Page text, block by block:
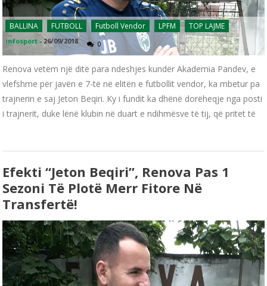
BALLINA FUTBOLL Futboll Vendor LPFM TOP LAJME
infosport - 26/09/2018 0
Renova vetëm një ditë para ndeshjes kundër Akademia Pandev, e
vlefshme për javën e 7-të në elitën e futbollit vendor, ka mbetur pa
trajnerin e saj Jeton Beqiri. Ky i fundit ka dhënë dorëheqje nga posti
i trajnerit, duke lënë klubin në duart e ndihmësve të tij, që pritet të
Efekti “Jeton Beqiri”, Renova Pas 1
Sezoni Të Plotë Merr Fitore Në
Transfertë!